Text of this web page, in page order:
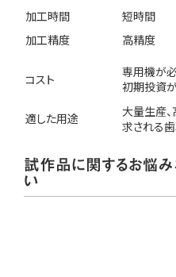
加工時間
短時間
加工精度
高精度
コスト
専用機が
初期投資
適した用途
大量生産
求される
試作品に関するお悩
い